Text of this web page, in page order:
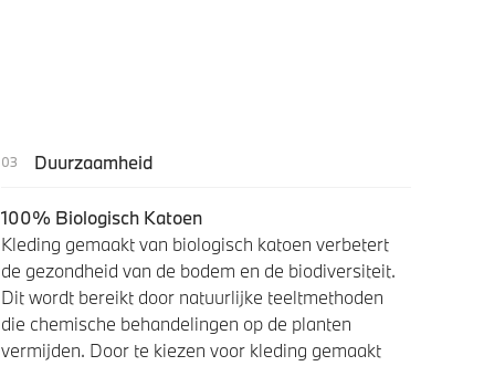
Duurzaamheid
100% Biologisch Katoen
Kleding gemaakt van biologisch katoen verbetert
de gezondheid van de bodem en de biodiversiteit.
Dit wordt bereikt door natuurlijke teeltmethoden
die chemische behandelingen op de planten
vermijden. Door te kiezen voor kleding gemaakt